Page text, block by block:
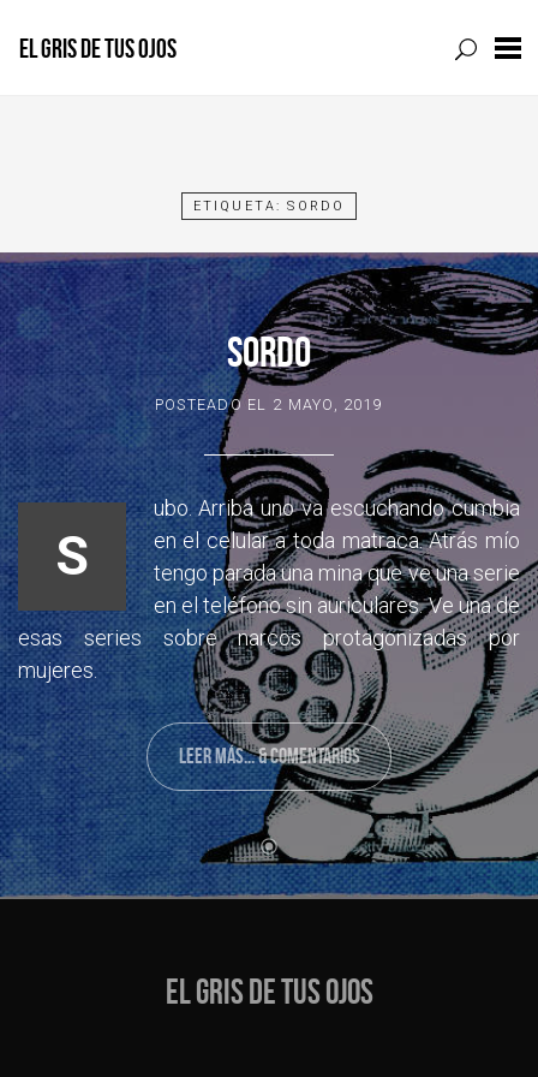
EL GRIS DE TUS OJOS
ETIQUETA:SORDO
SORDO
POSTEADO EL 2 MAYO, 2019
S
ubo. Arriba uno va escuchando cumbia
en el celular a toda matraca. Atrás mío
tengo parada una mina que ve una serie
en el teléfono sin auriculares. Ve una de
esas series sobre narcos protagonizadas por
mujeres.
LEER MÁS... & COMENTARIOS
EL GRIS DE TUS OJOS